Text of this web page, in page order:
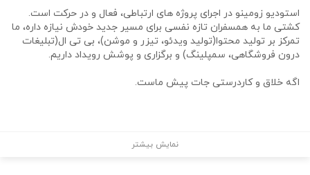
استودیو زومینو در اجرای پروژه های ارتباطی، فعال و در حرکت است.
کشتی ما به همسفران تازه نفسی برای مسیر جدید خودش نیازه داره، ما
تمرکز بر تولید محتوا(تولید ویدئو، تیزر و موشن)، بی تی ال(تبلیغات
درون فروشگاهی، سمپلینگ) و برگزاری و پوشش رویداد داریم.
اگه خلاق و کاردرستی جات پیش ماست.
نمایش بیشتر